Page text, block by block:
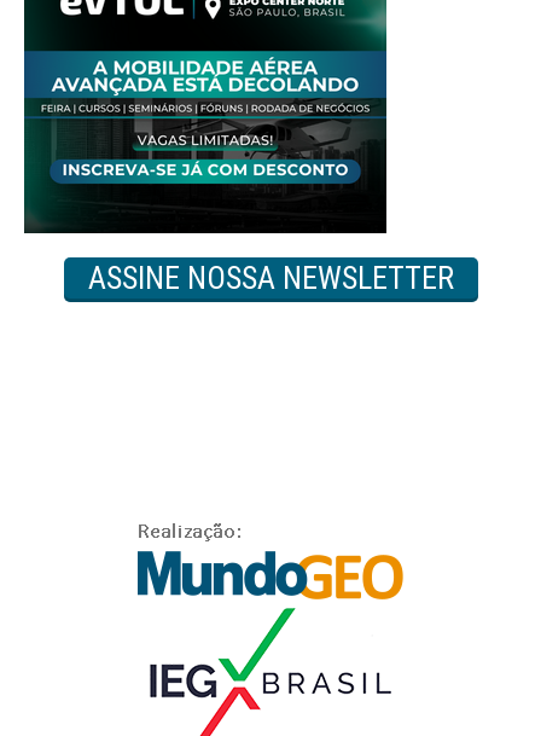
ASSINE NOSSA NEWSLETTER